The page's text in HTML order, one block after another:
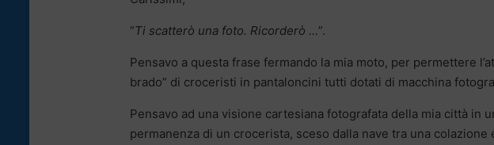
“Ti scatterò una foto. Ricorderò …”.
Pensavo a questa frase fermando la mia moto, per permettere
brado” di croceristi in pantaloncini tutti dotati di macchina
Pensavo ad una visione cartesiana fotografata della mia città in
permanenza di un crocerista, sceso dalla nave tra una colazione